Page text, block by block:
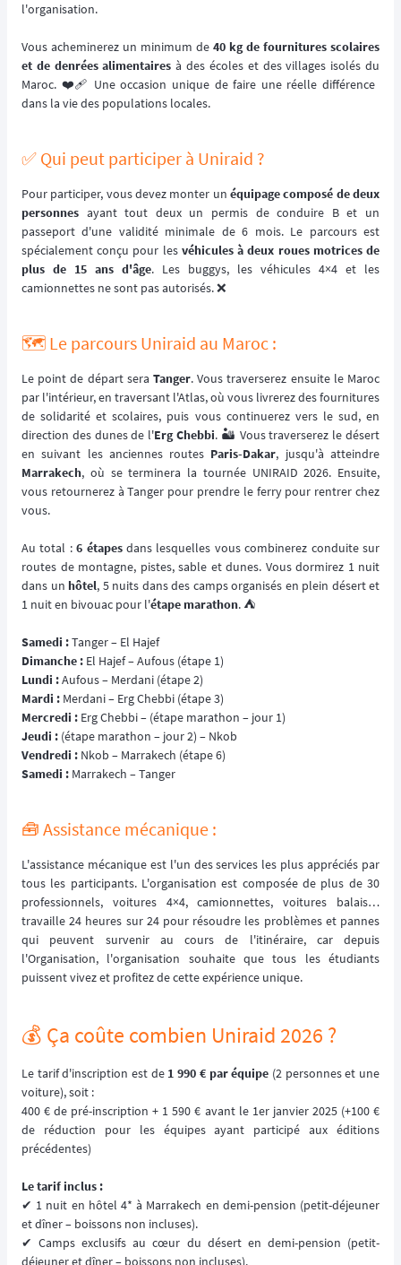
l'organisation.
Vous acheminerez un minimum de 40 kg de fournitures scolaires
et de denrées alimentaires à des écoles et des villages isolés du
Maroc. ❤️‍🩹 Une occasion unique de faire une réelle différence
dans la vie des populations locales.
✅ Qui peut participer à Uniraid ?
Pour participer, vous devez monter un équipage composé de deux
personnes ayant tout deux un permis de conduire B et un
passeport d'une validité minimale de 6 mois. Le parcours est
spécialement conçu pour les véhicules à deux roues motrices de
plus de 15 ans d'âge. Les buggys, les véhicules 4×4 et les
camionnettes ne sont pas autorisés. ❌
🗺️ Le parcours Uniraid au Maroc :
Le point de départ sera Tanger. Vous traverserez ensuite le Maroc
par l'intérieur, en traversant l'Atlas, où vous livrerez des fournitures
de solidarité et scolaires, puis vous continuerez vers le sud, en
direction des dunes de l'Erg Chebbi. 🏜️ Vous traverserez le désert
en suivant les anciennes routes Paris-Dakar, jusqu'à atteindre
Marrakech, où se terminera la tournée UNIRAID 2026. Ensuite,
vous retournerez à Tanger pour prendre le ferry pour rentrer chez
vous.
Au total :6 étapesdans lesquelles vous combinerez conduite sur
routes de montagne, pistes, sable et dunes. Vous dormirez 1 nuit
dans un hôtel, 5 nuits dans des camps organisés en plein désert et
1 nuit en bivouac pour l'étape marathon. ⛺️
Samedi :Tanger – El Hajef
Dimanche : El Hajef – Aufous (étape 1)
Lundi :Aufous – Merdani (étape 2)
Mardi : Merdani – Erg Chebbi (étape 3)
Mercredi : Erg Chebbi – (étape marathon – jour 1)
Jeudi : (étape marathon – jour 2) – Nkob
Vendredi : Nkob – Marrakech (étape 6)
Samedi : Marrakech – Tanger
🧰 Assistance mécanique :
L'assistance mécanique est l'un des services les plus appréciés par
tous les participants. L'organisation est composée de plus de 30
professionnels, voitures 4×4, camionnettes, voitures balais…
travaille 24 heures sur 24 pour résoudre les problèmes et pannes
qui peuvent survenir au cours de l'itinéraire, car depuis
l'Organisation, l'organisation souhaite que tous les étudiants
puissent vivez et profitez de cette expérience unique.
💰️ Ça coûte combien Uniraid 2026 ?
Le tarif d'inscription est de 1 990 € par équipe (2 personnes et une
voiture), soit :
400 € de pré-inscription + 1 590 € avant le 1er janvier 2025 (+100 €
de réduction pour les équipes ayant participé aux éditions
précédentes)
Le tarif inclus :
✔ 1 nuit en hôtel 4* à Marrakech en demi-pension (petit-déjeuner
et dîner – boissons non incluses).
✔ Camps exclusifs au cœur du désert en demi-pension (petit-
déjeuner et dîner – boissons non incluses).